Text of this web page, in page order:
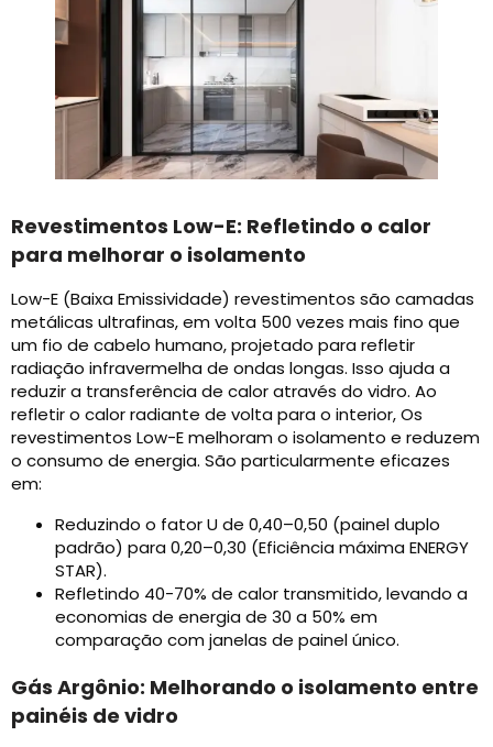
Revestimentos Low-E: Refletindo o calor
para melhorar o isolamento
Low-E (Baixa Emissividade) revestimentos são camadas
metálicas ultrafinas, em volta 500 vezes mais fino que
um fio de cabelo humano, projetado para refletir
radiação infravermelha de ondas longas. Isso ajuda a
reduzir a transferência de calor através do vidro. Ao
refletir o calor radiante de volta para o interior, Os
revestimentos Low-E melhoram o isolamento e reduzem
o consumo de energia. São particularmente eficazes
em:
Reduzindo o fator U de 0,40–0,50 (painel duplo
padrão) para 0,20–0,30 (Eficiência máxima ENERGY
STAR).
Refletindo 40-70% de calor transmitido, levando a
economias de energia de 30 a 50% em
comparação com janelas de painel único.
Gás Argônio: Melhorando o isolamento entre
painéis de vidro